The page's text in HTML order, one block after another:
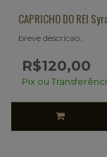
CAPRICHO DO REI
breve descricao..
R$120,00
Pix ou